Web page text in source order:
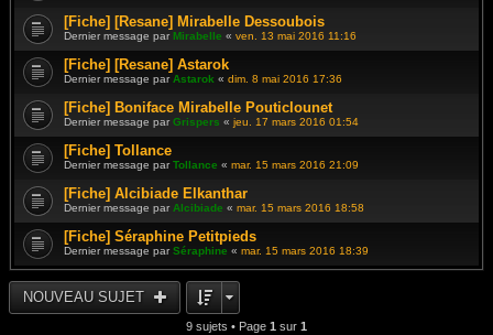
[Fiche] [Resane] Mirabelle Dessoubois
Dernier message parMirabelle « ven. 13 mai 2016 11:16
[Fiche] [Resane] Astarok
Dernier message parAstarok « dim. 8 mai 2016 17:36
[Fiche] Boniface Mirabelle Pouticlounet
Dernier message parGrispers « jeu. 17 mars 2016 01:54
[Fiche] Tollance
Dernier message parTollance « mar. 15 mars 2016 21:09
[Fiche] Alcibiade Elkanthar
Dernier message par Alcibiade « mar. 15 mars 2016 18:58
[Fiche] Séraphine Petitpieds
Dernier message parSéraphine « mar. 15 mars 2016 18:39
NOUVEAU SUJET
9 sujets • Page 1 sur 1